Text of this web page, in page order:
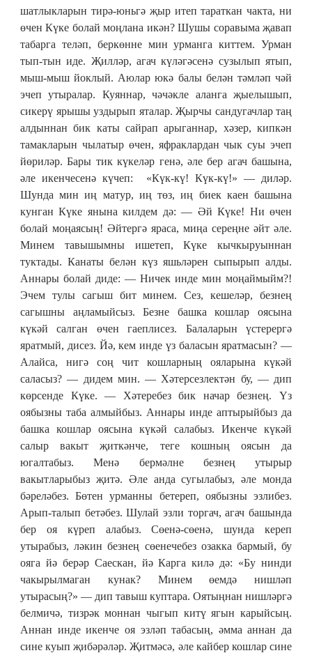
шатлыкларын тирә-юньгә җыр итеп тараткан чакта, ни
өчен Күке болай моңлана икән? Шушы соравыма җавап
табарга теләп, беркөнне мин урманга киттем. Урман
тып-тын иде. Җилләр, агач күләгәсенә сузылып ятып,
мыш-мыш йоклый. Аюлар юкә балы белән тәмләп чәй
эчеп утыралар. Куяннар, чәчәкле аланга җыелышып,
сикерү ярышы уздырып яталар. Җырчы сандугачлар таң
алдыннан бик каты сайрап арыганнар, хәзер, кипкән
тамакларын чылатыр өчен, яфраклардан чык суы эчеп
йөриләр. Бары тик күкеләр генә, әле бер агач башына,
әле икенчесенә күчеп: «Күк-кү! Күк-кү!» — диләр.
Шунда мин иң матур, иң төз, иң биек каен башына
кунган Күке янына килдем дә: — Әй Күке! Ни өчен
болай моңаясың! Әйтергә яраса, миңа сереңне әйт әле.
Минем тавышымны ишетеп, Күке кычкыруыннан
туктады. Канаты белән күз яшьләрен сыпырып алды.
Аннары болай диде: — Ничек инде мин моңаймыйм?!
Эчем тулы сагыш бит минем. Сез, кешеләр, безнең
сагышны аңламыйсыз. Безне башка кошлар оясына
күкәй салган өчен гаеплисез. Балаларын үстерергә
яратмый, дисез. Йә, кем инде үз баласын яратмасын? —
Алайса, нигә соң чит кошларның ояларына күкәй
саласыз? — дидем мин. — Хәтерсезлектән бу, — дип
көрсенде Күке. — Хәтеребез бик начар безнең. Үз
оябызны таба алмыйбыз. Аннары инде аптырыйбыз да
башка кошлар оясына күкәй салабыз. Икенче күкәй
салыр вакыт җиткәнче, теге кошның оясын да
югалтабыз. Менә бермәлне безнең утырыр
вакытларыбыз җитә. Әле анда сугылабыз, әле монда
бәреләбез. Бөтен урманны бетереп, оябызны эзлибез.
Арып-талып бетәбез. Шулай эзли торгач, агач башында
бер оя күреп алабыз. Сөенә-сөенә, шунда кереп
утырабыз, ләкин безнең сөенечебез озакка бармый, бу
ояга йә берәр Саескан, йә Карга килә дә: «Бу нинди
чакырылмаган кунак? Минем өемдә нишләп
утырасың?» — дип тавыш куптара. Оятыңнан нишләргә
белмичә, тизрәк моннан чыгып китү ягын карыйсың.
Аннан инде икенче оя эзләп табасың, әмма аннан да
сине куып җибәрәләр. Җитмәсә, әле кайбер кошлар сине